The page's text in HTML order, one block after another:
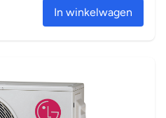
In winkelwagen